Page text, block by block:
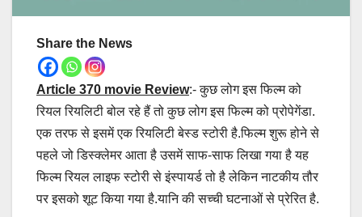
Share the News
Article 370 movie Review:- कुछ लोग इस फिल्म को
रियल रियलिटी बोल रहे हैं तो कुछ लोग इस फिल्म को प्रोपेगेंडा.
एक तरफ से इसमें एक रियलिटी बेस्ड स्टोरी है.फिल्म शुरू होने से
पहले जो डिस्क्लेमर आता है उसमें साफ-साफ लिखा गया है यह
फिल्म रियल लाइफ स्टोरी से इंस्पायर्ड तो है लेकिन नाटकीय तौर
पर इसको शूट किया गया है.यानि की सच्ची घटनाओं से प्रेरित है.